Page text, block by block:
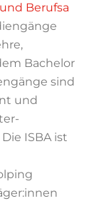
Berufsa
Bachelor
sind
und
ISBA ist